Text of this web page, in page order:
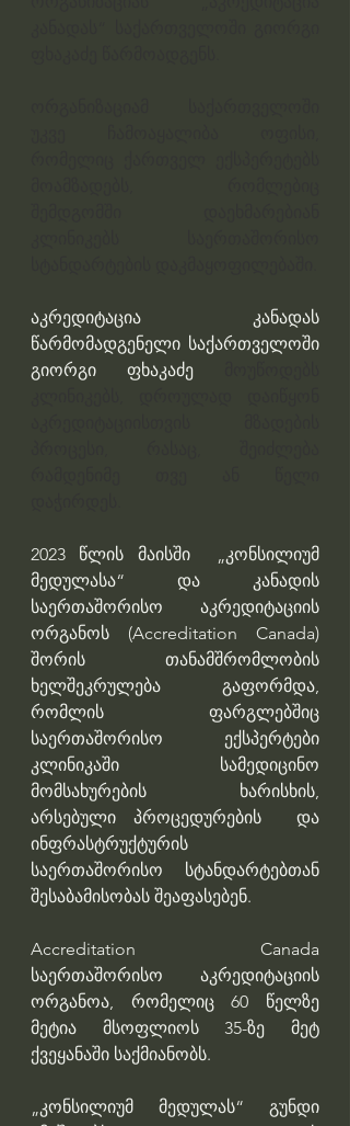
აკრედიტაცია კანადას
წარმომადგენელი საქართველოში
გიორგი ფხაკაძე
2023 წლის მაისში  „კონსილიუმ
მედულასა“ და კანადის
საერთაშორისო აკრედიტაციის
ორგანოს (Accreditation Canada)
შორის თანამშრომლობის
ხელშეკრულება გაფორმდა,
რომლის ფარგლებშიც
საერთაშორისო ექსპერტები
კლინიკაში სამედიცინო
მომსახურების ხარისხის,
არსებული პროცედურების  და
ინფრასტრუქტურის
საერთაშორისო სტანდარტებთან
შესაბამისობას შეაფასებენ.
Accreditation Canada
საერთაშორისო აკრედიტაციის
ორგანოა, რომელიც 60 წელზე
მეტია მსოფლიოს 35-ზე მეტ
ქვეყანაში საქმიანობს.
„კონსილიუმ მედულას“ გუნდი